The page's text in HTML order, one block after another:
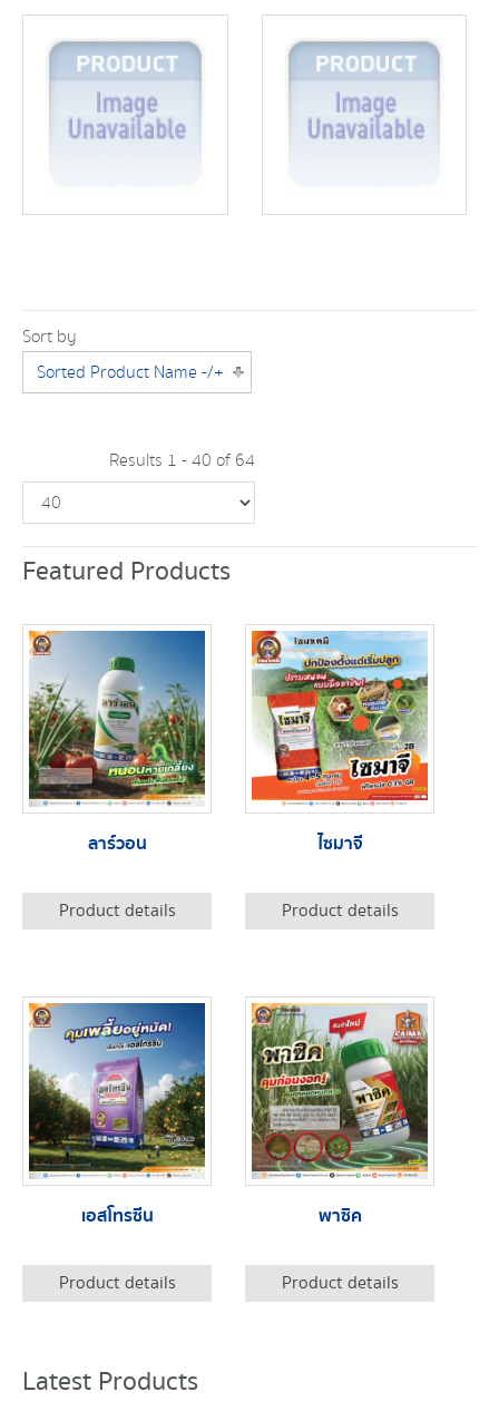
Sort by
Sorted Product Name -/+
Results 1 - 40 of 64
Featured Products
ลาร์วอน
Product details
ไซมาจี
Product details
เอสโทรซีน
Product details
พาซิค
Product details
Latest Products